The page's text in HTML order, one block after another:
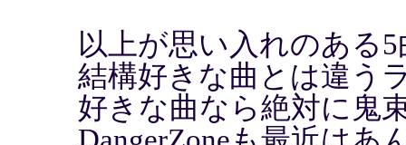
以上が思い入れのある
結構好きな曲とは違う
好きな曲なら絶対に鬼